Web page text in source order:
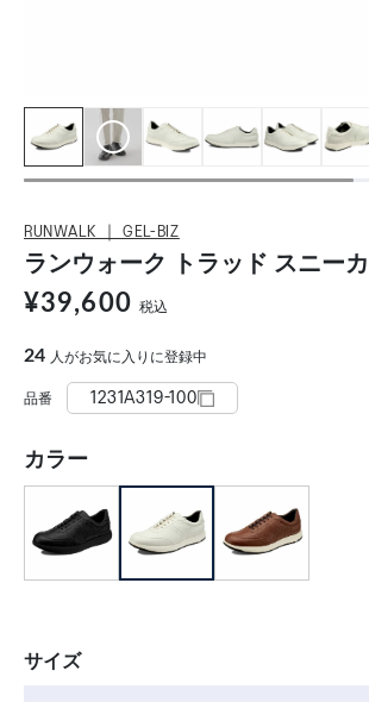
RUNWALK ｜ GEL-BIZ
ランウォーク トラッド スニー
¥39,600 税込
24 人がお気に入りに登録中
品番 1231A319-100
カラー
サイズ